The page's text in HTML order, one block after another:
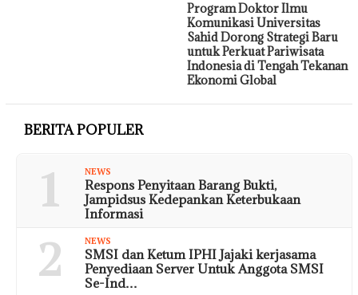
Program Doktor Ilmu
Komunikasi Universitas
Sahid Dorong Strategi Baru
untuk Perkuat Pariwisata
Indonesia di Tengah Tekanan
Ekonomi Global
BERITA POPULER
1 NEWS
Respons Penyitaan Barang Bukti,
Jampidsus Kedepankan Keterbukaan
Informasi
2 NEWS
SMSI dan Ketum IPHI Jajaki kerjasama
Penyediaan Server Untuk Anggota SMSI
Se-Ind…